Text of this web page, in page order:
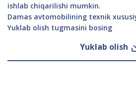
ishlab chiqarilishi mumkin.
Damas avtomobilining texnik
Yuklab olish tugmasini bosing
Yuklab olish